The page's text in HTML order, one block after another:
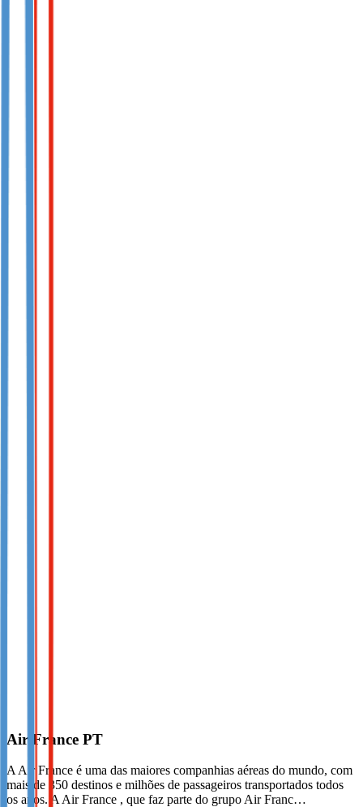
Air France PT
A Air France é uma das maiores companhias aéreas do mundo, com
mais de 350 destinos e milhões de passageiros transportados todos
os anos. A Air France , que faz parte do grupo Air Franc…